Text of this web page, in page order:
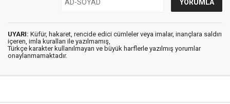
UYARI: Küfür, hakaret, rencide edici cümleler veya imalar, inançlara saldırı
içeren, imla kuralları ile yazılmamış,
Türkçe karakter kullanılmayan ve büyük harflerle yazılmış yorumlar
onaylanmamaktadır.